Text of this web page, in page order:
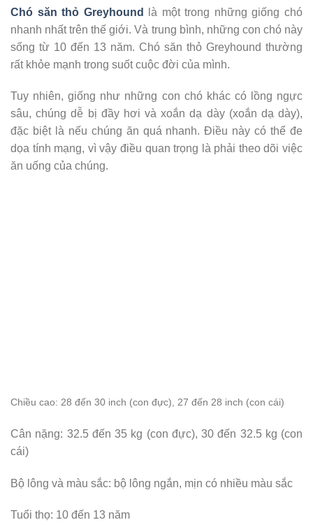
Chó săn thỏ Greyhound
là một trong những giống chó
nhanh nhất trên thế giới. Và trung bình, những con chó này
sống từ 10 đến 13 năm. Chó săn thỏ Greyhound thường
rất khỏe mạnh trong suốt cuộc đời của mình.
Tuy nhiên, giống như những con chó khác có lồng ngực
sâu, chúng dễ bị đầy hơi và xoắn dạ dày (xoắn dạ dày),
đặc biệt là nếu chúng ăn quá nhanh. Điều này có thể đe
dọa tính mạng, vì vậy điều quan trọng là phải theo dõi việc
ăn uống của chúng.
Chiều cao: 28 đến 30 inch (con đực), 27 đến 28 inch (con cái)
Cân nặng: 32.5 đến 35 kg (con đực), 30 đến 32.5 kg (con
cái)
Bộ lông và màu sắc: bộ lông ngắn, mịn có nhiều màu sắc
Tuổi thọ: 10 đến 13 năm